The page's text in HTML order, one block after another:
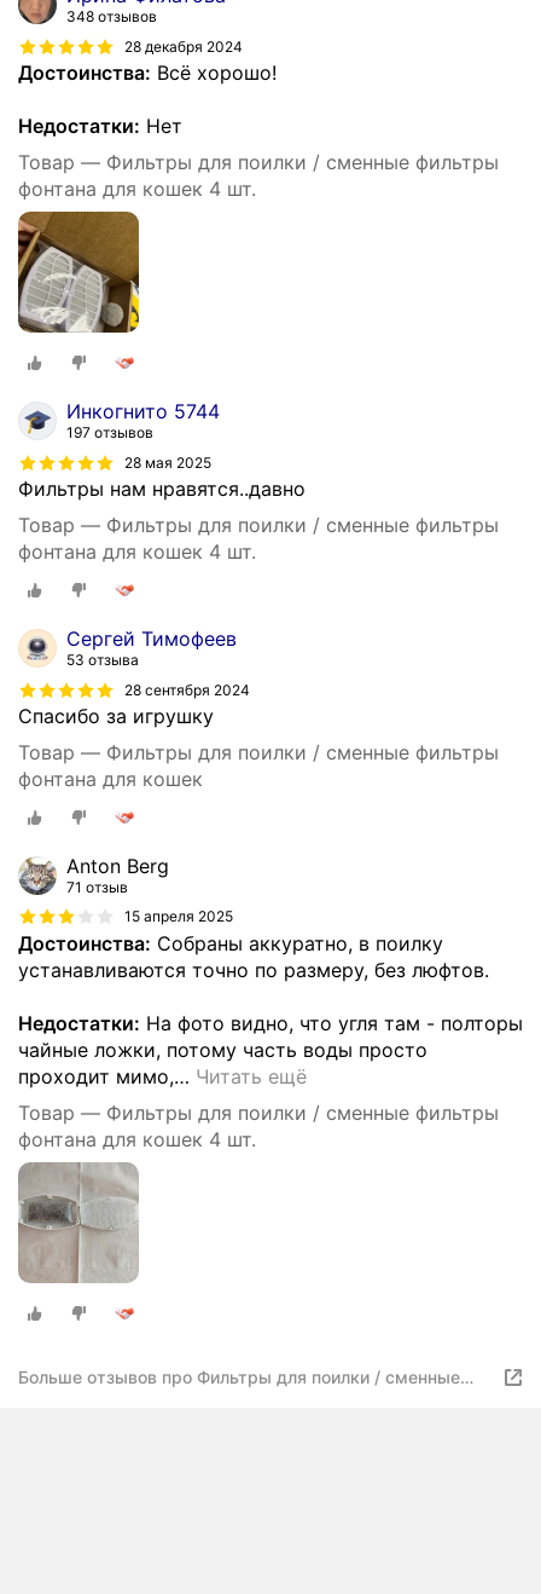
348 отзывов
28 декабря 2024
Достоинства: Всё хорошо!
Недостатки: Нет
Товар — Фильтры для поилки / сменные фильтры
фонтана для кошек 4 шт.
Инкогнито 5744
197 отзывов
28 мая 2025
Фильтры нам нравятся..давно
Товар — Фильтры для поилки / сменные фильтры
фонтана для кошек 4 шт.
Сергей Тимофеев
53 отзыва
28 сентября 2024
Спасибо за игрушку
Товар — Фильтры для поилки / сменные фильтры
фонтана для кошек
Anton Berg
71 отзыв
15 апреля 2025
Достоинства: Собраны аккуратно, в поилку
устанавливаются точно по размеру, без люфтов.
Недостатки: На фото видно, что угля там - полторы
чайные ложки, потому часть воды просто
проходит мимо,… Читать ещё
Товар — Фильтры для поилки / сменные фильтры
фонтана для кошек 4 шт.
Больше отзывов про Фильтры для поилки / сменные